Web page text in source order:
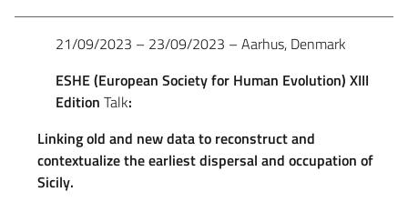
21/09/2023 – 23/09/2023 – Aarhus, Denmark
ESHE (European Society for Human Evolution) XIII
EditionTalk:
Linking old and new data to reconstruct and
contextualize the earliest dispersal and occupation of
Sicily.